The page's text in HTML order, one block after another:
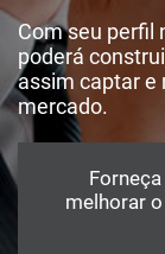
Com seu perfil
poderá
assim captar e
mercado.
melhorar